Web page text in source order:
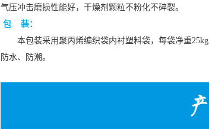
气压冲击磨损性能好，干燥剂颗粒不粉化不碎裂。
包 装：
本包装采用聚丙烯编织袋内衬塑料袋，每袋净重
防水、防潮。